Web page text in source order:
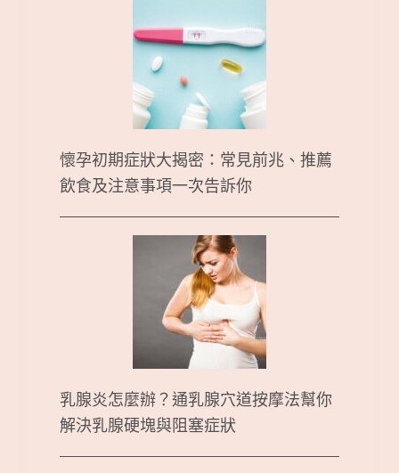
懷孕初期症狀大揭密：常見前兆、推薦
飲食及注意事項一次告訴你
乳腺炎怎麼辦？通乳腺穴道按摩法幫你
解決乳腺硬塊與阻塞症狀